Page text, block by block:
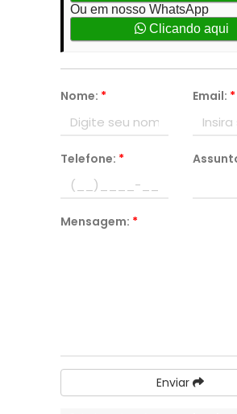
Ou em nosso WhatsApp
Clicando aqui
Nome: * Email: *
Telefone: *
Mensagem: *
Enviar